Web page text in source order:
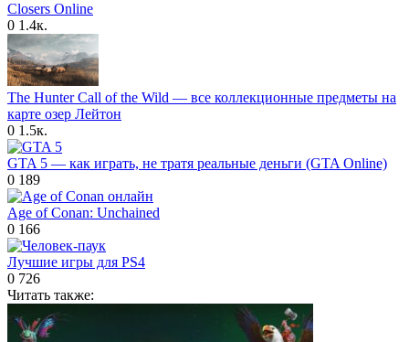
Closers Online
0 1.4к.
The Hunter Call of the Wild — все коллекционные предметы на
карте озер Лейтон
0 1.5к.
GTA 5 — как играть, не тратя реальные деньги (GTA Online)
0 189
Age of Conan: Unchained
0 166
Лучшие игры для PS4
0 726
Читать также: